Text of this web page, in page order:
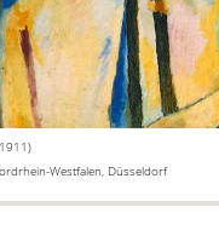
Westfalen, Düsseldorf